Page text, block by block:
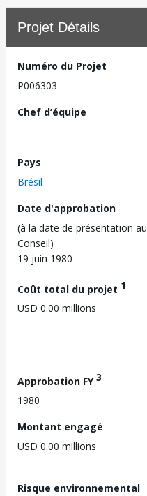
Projet Détails
Numéro du Projet
P006303
Chef d’équipe
Pays
Brésil
Date d'approbation
(à la date de présentation au
Conseil)
19 juin 1980
Coût total du projet 1
USD 0.00 millions
Approbation FY3
1980
Montant engagé
USD 0.00 millions
Risque environnemental